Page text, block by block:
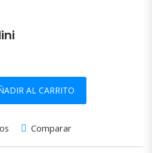
AL CARRITO
Comparar